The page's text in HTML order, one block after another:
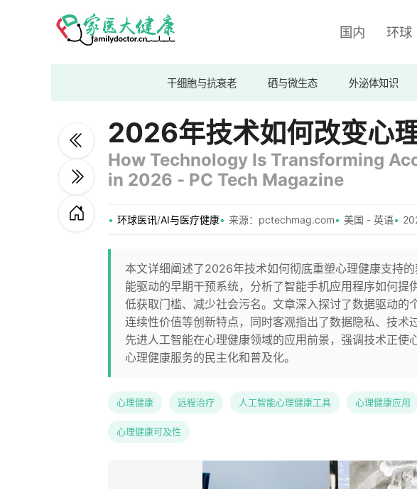
国内 环球
干细胞与抗衰老 硒与微生态 外泌体知识
2026年技术如何改变心
How Technology Is Transforming
in 2026 - PC Tech Magazine
环球医讯/AI与医疗健康 来源：pctechmag.com 美国 - 英语
本文详细阐述了2026年技术如何彻底重塑心理健康支持
能驱动的早期干预系统，分析了智能手机应用程序如何
低获取门槛、减少社会污名。文章深入探讨了数据驱动
连续性价值等创新特点，同时客观指出了数据隐私、技
先进人工智能在心理健康领域的应用前景，强调技术正
心理健康服务的民主化和普及化。
心理健康 远程治疗 人工智能心理健康工具 心理健康应用
心理健康可及性